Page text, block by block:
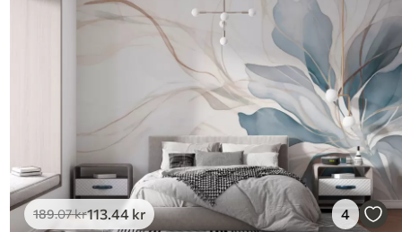
189.07kr113.44 kr 4